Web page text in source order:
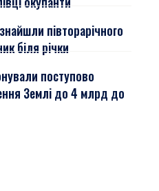
півторарічного
біля річки
поступово
Землі до 4 млрд до